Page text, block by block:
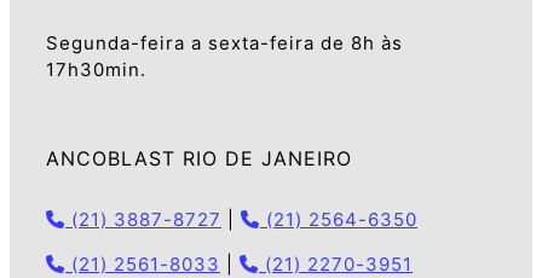
Segunda-feira a sexta-feira de 8h às
17h30min.
ANCOBLAST RIO DE JANEIRO
(21) 3887-8727
(21) 2564-6350
(21) 2561-8033
(21) 2270-3951